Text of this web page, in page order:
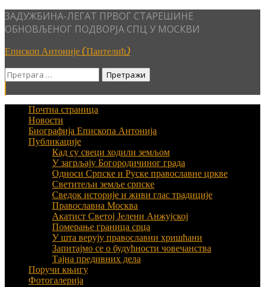
Skip
to
ЗАДУЖБИНА-ЛЕГАТ ПРВОГ СТАРЕШИНЕ
ОБНОВЉЕНОГ ПОДВОРЈА СПЦ У МОСКВИ
Епископ Антоније (Пантелић)
Претрага
Почтна страница
Новости
Биографија Епископа Антонија
Публикације
Кад су свеци ходили земљом
У загрљају Богородичиног града
Односи Српске и Руске православне цркве
Светитељи земље српске
Сведок историје и живи глас традиције
Православна Москва
Акатист Светој Јелени Анжујској
Померање граница срца
У шта верују православни хришћани
Запитајмо се о будућности човечанства
Тајна предивних дела
Поручи књигу
Фотогалерија